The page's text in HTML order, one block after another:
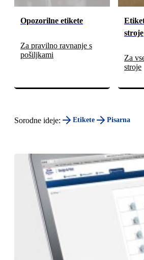
Opozorilne etikete
Za pravilno ravnanje s
pošiljkami
stroje
Za
stroje
Sorodne ideje: Etikete Pisarna